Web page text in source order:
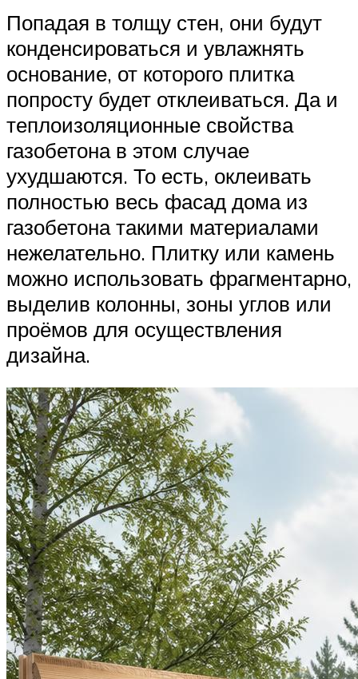
Попадая в толщу стен, они будут
конденсироваться и увлажнять
основание, от которого плитка
попросту будет отклеиваться. Да и
теплоизоляционные свойства
газобетона в этом случае
ухудшаются. То есть, оклеивать
полностью весь фасад дома из
газобетона такими материалами
нежелательно. Плитку или камень
можно использовать фрагментарно,
выделив колонны, зоны углов или
проёмов для осуществления
дизайна.